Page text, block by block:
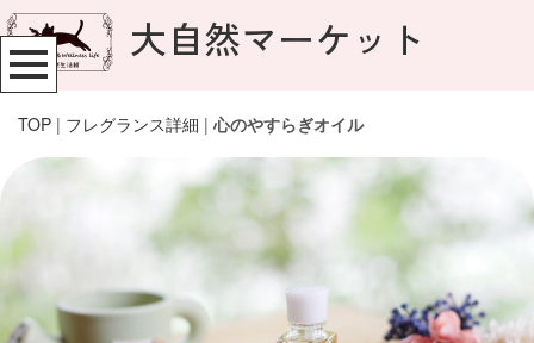
大自然マーケット
TOP | フレグランス詳細 | 心のやすらぎオイル